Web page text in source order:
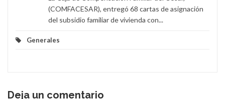
(COMFACESAR), entregó 68 cartas de asignación
del subsidio familiar de vivienda con...
Generales
Deja un comentario